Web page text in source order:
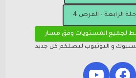
الرابعة – الفرض 4
لجميع المستويات وفق مسار
و اليوتيوب ليصلكم كل جديد
Facebook
YouTube